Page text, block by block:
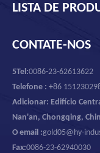
LISTA DE
CONTATE-NOS
5Tel:0086-23-62613622
Telefone : +86
Adicionar: Edifício
Nan'an, Chongqing,
O email :gold05@hy-
Fax:0086-23-62940030